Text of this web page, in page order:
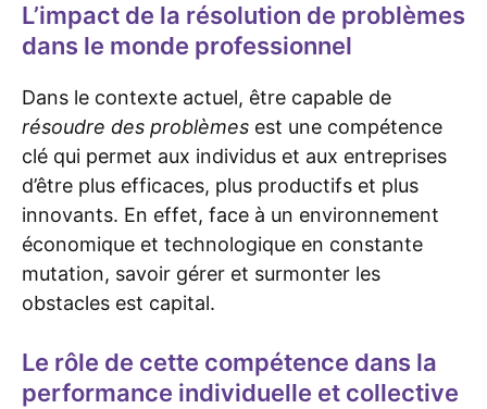
L’impact de la résolution de problèmes
dans le monde professionnel
Dans le contexte actuel, être capable de
résoudre des problèmes est une compétence
clé qui permet aux individus et aux entreprises
d’être plus efficaces, plus productifs et plus
innovants. En effet, face à un environnement
économique et technologique en constante
mutation, savoir gérer et surmonter les
obstacles est capital.
Le rôle de cette compétence dans la
performance individuelle et collective